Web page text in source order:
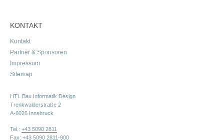
KONTAKT
Kontakt
Partner & Sponsoren
Impressum
Sitemap
HTL Bau Informatik Design
Trenkwalderstraße 2
A-6026 Innsbruck
Tel.: +43 5090 2811
Fax: +43 5090 2811-900